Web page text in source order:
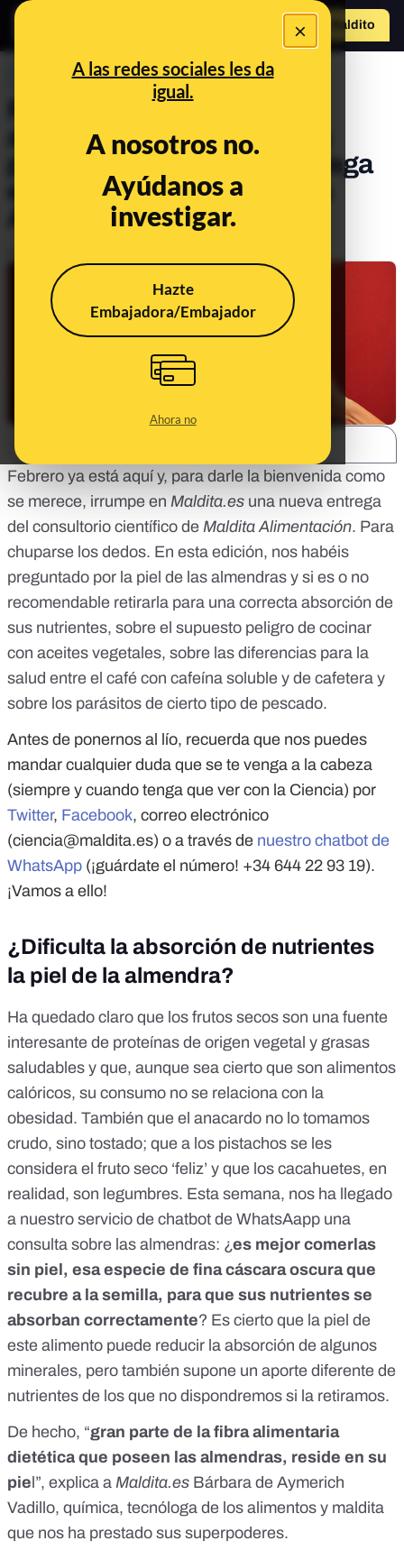
×
A las redes sociales les da
igual.
A nosotros no.
Ayúdanos a
investigar.
Hazte
Embajadora/Embajador
Ahora no
Hazte Maldito
PREBUNKING
Retirar o no la piel de las
almendras, ‘gusanos’ en la
palometa y café soluble. Llega
el 20º consultorio a Maldita
Alimentación
Febrero ya está aquí y, para darle la bienvenida como
se merece, irrumpe en Maldita.es una nueva entrega
del consultorio científico de Maldita Alimentación. Para
chuparse los dedos. En esta edición, nos habéis
preguntado por la piel de las almendras y si es o no
recomendable retirarla para una correcta absorción de
sus nutrientes, sobre el supuesto peligro de cocinar
con aceites vegetales, sobre las diferencias para la
salud entre el café con cafeína soluble y de cafetera y
sobre los parásitos de cierto tipo de pescado.
Antes de ponernos al lío, recuerda que nos puedes
mandar cualquier duda que se te venga a la cabeza
(siempre y cuando tenga que ver con la Ciencia) por
Twitter, Facebook, correo electrónico
(ciencia@maldita.es) o a través de nuestro chatbot de
WhatsApp (¡guárdate el número! +34 644 22 93 19).
¡Vamos a ello!
¿Dificulta la absorción de nutrientes
la piel de la almendra?
Ha quedado claro que los frutos secos son una fuente
interesante de proteínas de origen vegetal y grasas
saludables y que, aunque sea cierto que son alimentos
calóricos, su consumo no se relaciona con la
obesidad. También que el anacardo no lo tomamos
crudo, sino tostado; que a los pistachos se les
considera el fruto seco ‘feliz’ y que los cacahuetes, en
realidad, son legumbres. Esta semana, nos ha llegado
a nuestro servicio de chatbot de WhatsAapp una
consulta sobre las almendras: ¿es mejor comerlas
sin piel, esa especie de fina cáscara oscura que
recubre a la semilla, para que sus nutrientes se
absorban correctamente? Es cierto que la piel de
este alimento puede reducir la absorción de algunos
minerales, pero también supone un aporte diferente de
nutrientes de los que no dispondremos si la retiramos.
De hecho, “gran parte de lafibra alimentaria
dietética que poseen las almendras, reside en su
pie l”, explica a Maldita.es Bárbara de Aymerich
Vadillo, química, tecnóloga de los alimentos y maldita
que nos ha prestado sus superpoderes.